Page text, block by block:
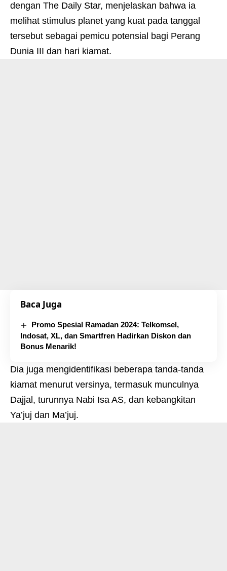
dengan The Daily Star, menjelaskan bahwa ia
melihat stimulus planet yang kuat pada tanggal
tersebut sebagai pemicu potensial bagi Perang
Dunia III dan hari kiamat.
Baca Juga
Promo Spesial Ramadan 2024: Telkomsel,
Indosat, XL, dan Smartfren Hadirkan Diskon dan
Bonus Menarik!
Dia juga mengidentifikasi beberapa tanda-tanda
kiamat menurut versinya, termasuk munculnya
Dajjal, turunnya Nabi Isa AS, dan kebangkitan
Ya’juj dan Ma’juj.